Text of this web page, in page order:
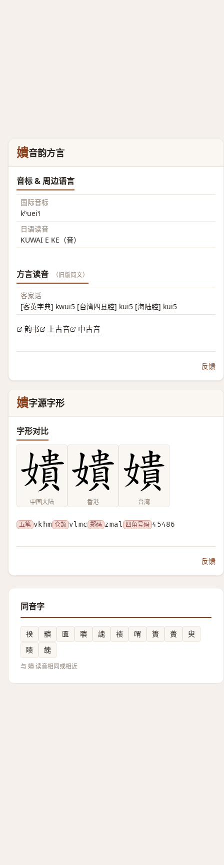
嬇音韵方言
音标 & 周边语言
国际音标
kʰuei˥˧
日语读音
KUWAI E KE（音）
方言读音 （旧版简文）
客家话
[客英字典] kwui5 [台湾四县腔] kui5 [海陆腔] kui5
韵书 上古音 中古音
反馈
嬇字源字形
字形对比
中国大陆 香港 台湾
五笔 vkhm 仓颉 vlmc 郑码 zmal 四角号码 45486
反馈
同音字
䙆 䯣 匱 聵 謉 䙌 喟 簣 蕢
臾
瞆
餽
与 嬇 读音相同或相近